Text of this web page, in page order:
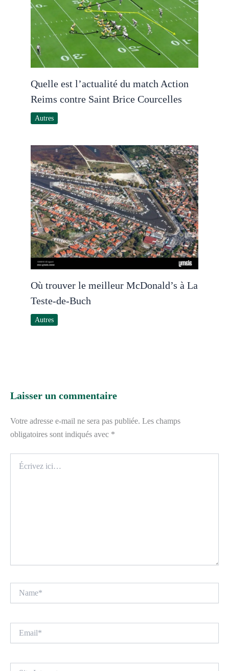
Quelle est l’actualité du match Action
Reims contre Saint Brice Courcelles
Autres
Où trouver le meilleur McDonald’s à La
Teste-de-Buch
Autres
Laisser un commentaire
Votre adresse e-mail ne sera pas publiée. Les champs
obligatoires sont indiqués avec *
ici…